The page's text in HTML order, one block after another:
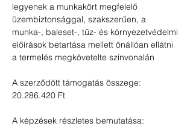
legyenek a munkakört megfelelő
üzembiztonsággal, szakszerűen, a
munka-, baleset-, tűz- és környezetvédelmi
előírások betartása mellett önállóan ellátni
a termelés megkövetelte színvonalán
A szerződött támogatás összege:
20.286.420 Ft
A képzések részletes bemutatása: